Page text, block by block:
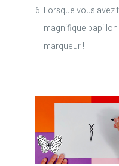
Lorsque vous avez
magnifique
marqueur !